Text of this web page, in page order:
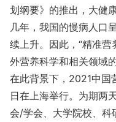
划纲要》的推出，大健
几年，我国的慢病人口
续上升。因此，“精准营
外营养科学和相关领域
在此背景下，2021中国
日在上海举行。为期两
会/学会、大学院校、科